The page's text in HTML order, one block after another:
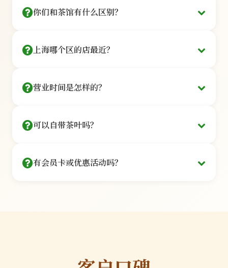
信息。
私密独立包间
¥128
¥288
¥588
在线预约
30秒完成
拨打 400-888-6666 客服为您安排
微信预约
你们和茶馆有什么区别？
私密小包间
上海哪个区的店最近？
长宁 · 虹桥开发区
黄浦 · 淮海中路 虹口 · 北外滩
营业时间是怎样的？
周一至周五：10:00 - 21:00（最后入场时间20:00）
部分门店提供夜间包场服务，如需在非营业时间使
可以自带茶叶吗？
提前告知：请在预约时说明自带茶叶，以便我们准
专业品鉴师严格筛选，确保品质和口感。
有会员卡或优惠活动吗？
9折优惠+生日礼品+优先预约